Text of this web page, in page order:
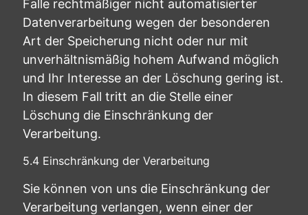
Falle rechtmäßiger nicht automatisierter
Datenverarbeitung wegen der besonderen
Art der Speicherung nicht oder nur mit
unverhältnismäßig hohem Aufwand möglich
und Ihr Interesse an der Löschung gering ist.
In diesem Fall tritt an die Stelle einer
Löschung die Einschränkung der
Verarbeitung.
5.4 Einschränkung der Verarbeitung
Sie können von uns die Einschränkung der
Verarbeitung verlangen, wenn einer der